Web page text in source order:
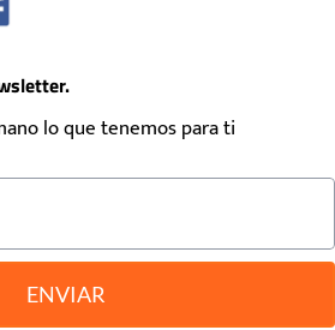
lo que tenemos para ti
ENVIAR